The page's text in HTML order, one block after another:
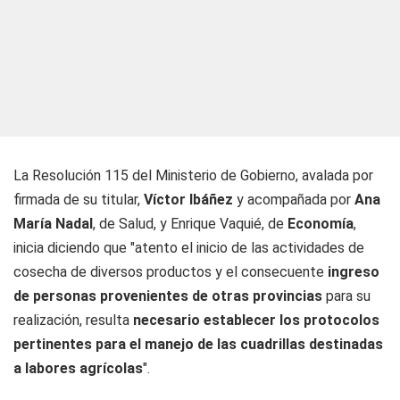
La Resolución 115 del Ministerio de Gobierno, avalada por
firmada de su titular, Víctor Ibáñez y acompañada por Ana
María Nadal, de Salud, y Enrique Vaquié, de Economía,
inicia diciendo que "atento el inicio de las actividades de
cosecha de diversos productos y el consecuente ingreso
de personas provenientes de otras provincias para su
realización, resulta necesario establecer los protocolos
pertinentes para el manejo de las cuadrillas destinadas
a labores agrícolas".